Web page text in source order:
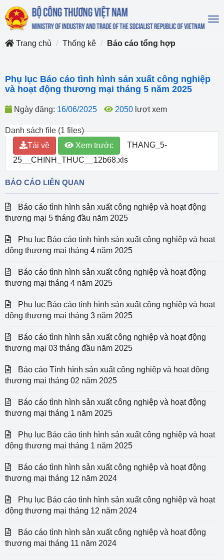
Trang chủ
Thống kê Báo cáo tổng hợp
Phụ lục Báo cáo tình hình sản xuất công nghiệp
và hoạt động thương mại tháng 5 năm 2025
Ngày đăng: 16/06/2025 2050 lượt xem
Danh sách file (1 files)
Tải về
Xem trước
THANG_5-
25__CHINH_THUC__12b68.xls
BÁO CÁO LIÊN QUAN
Báo cáo tình hình sản xuất công nghiệp và hoạt động
thương mại 5 tháng đầu năm 2025
Phụ lục Báo cáo tình hình sản xuất công nghiệp và hoạt
động thương mại tháng 4 năm 2025
Báo cáo tình hình sản xuất công nghiệp và hoạt động
thương mại tháng 4 năm 2025
Phụ lục Báo cáo tình hình sản xuất công nghiệp và hoạt
động thương mại tháng 3 năm 2025
Báo cáo tình hình sản xuất công nghiệp và hoạt động
thương mại 03 tháng đầu năm 2025
Báo cáo Tình hình sản xuất công nghiệp và hoạt động
thương mại tháng 02 năm 2025
Báo cáo tình hình sản xuất công nghiệp và hoạt động
thương mại tháng 1 năm 2025
Phụ lục Báo cáo tình hình sản xuất công nghiệp và hoạt
động thương mại tháng 1 năm 2025
Báo cáo tình hình sản xuất công nghiệp và hoạt động
thương mại tháng 12 năm 2024
Phụ lục Báo cáo tình hình sản xuất công nghiệp và hoạt
động thương mại tháng 12 năm 2024
Báo cáo tình hình sản xuất công nghiệp và hoạt động
thương mại tháng 11 năm 2024